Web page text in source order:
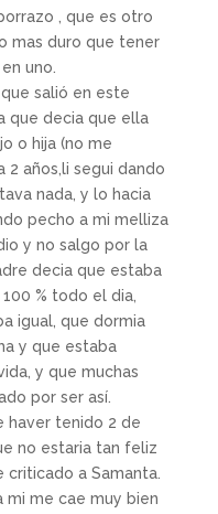
, que es otro
mas duro que tener
uno.
salió en este
que decia que ella
o hija (no me
2 años,li segui dando
nada, y lo hacia
pecho a mi melliza
y no salgo por la
decia que estaba
% todo el dia,
igual, que dormia
y que estaba
y que muchas
por ser así.
haver tenido 2 de
no estaria tan feliz
criticado a Samanta.
mi me cae muy bien